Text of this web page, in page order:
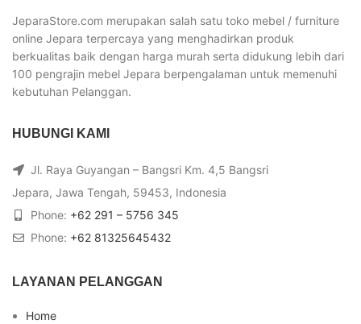
JeparaStore.com merupakan salah satu toko mebel / furniture
online Jepara terpercaya yang menghadirkan produk
berkualitas baik dengan harga murah serta didukung lebih dari
100 pengrajin mebel Jepara berpengalaman untuk memenuhi
kebutuhan Pelanggan.
HUBUNGI KAMI
Jl. Raya Guyangan – Bangsri Km. 4,5 Bangsri
Jepara, Jawa Tengah, 59453, Indonesia
Phone: +62 291 – 5756 345
Phone: +62 81325645432
LAYANAN PELANGGAN
Home